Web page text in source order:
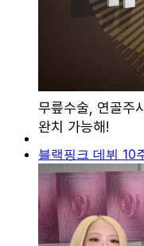
블랙핑크 데뷔 10